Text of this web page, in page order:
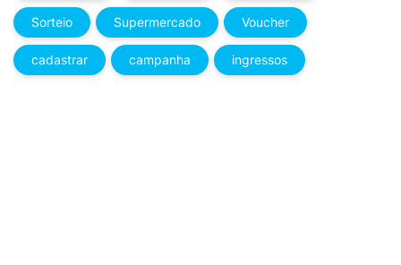
Sorteio Supermercado Voucher
cadastrar campanha ingressos